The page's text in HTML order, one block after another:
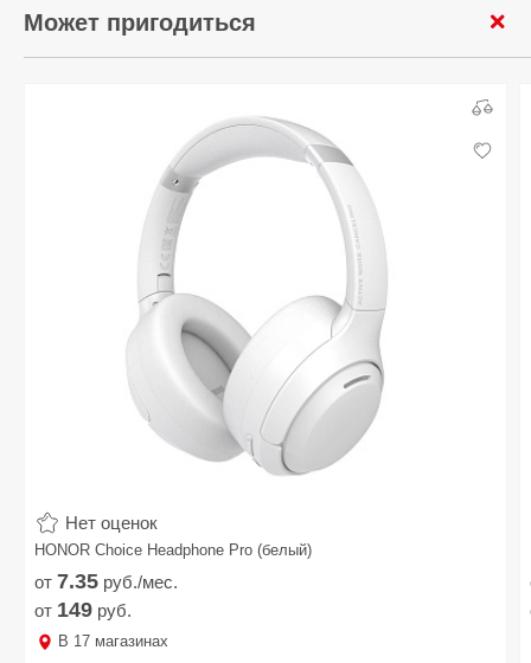
Может пригодиться
Нет оценок
HONOR Choice Headphone Pro (белый)
от 7.35 руб./мес.
от 149 руб.
В 17 магазинах